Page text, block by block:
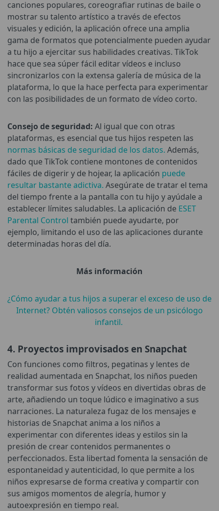
canciones populares, coreografiar rutinas de baile o
mostrar su talento artístico a través de efectos
visuales y edición, la aplicación ofrece una amplia
gama de formatos que potencialmente pueden ayudar
a tu hijo a ejercitar sus habilidades creativas. TikTok
hace que sea súper fácil editar vídeos e incluso
sincronizarlos con la extensa galería de música de la
plataforma, lo que la hace perfecta para experimentar
con las posibilidades de un formato de vídeo corto.
Consejo de seguridad: Al igual que con otras
plataformas, es esencial que tus hijos respeten las
normas básicas de seguridad de los datos. Además,
dado que TikTok contiene montones de contenidos
fáciles de digerir y de hojear, la aplicación puede
resultar bastante adictiva. Asegúrate de tratar el tema
del tiempo frente a la pantalla con tu hijo y ayúdale a
establecer límites saludables. La aplicación de ESET
Parental Control también puede ayudarte, por
ejemplo, limitando el uso de las aplicaciones durante
determinadas horas del día.
Más información
¿Cómo ayudar a tus hijos a superar el exceso de uso de
Internet? Obtén valiosos consejos de un psicólogo
infantil.
4. Proyectos improvisados en Snapchat
Con funciones como filtros, pegatinas y lentes de
realidad aumentada en Snapchat, los niños pueden
transformar sus fotos y vídeos en divertidas obras de
arte, añadiendo un toque lúdico e imaginativo a sus
narraciones. La naturaleza fugaz de los mensajes e
historias de Snapchat anima a los niños a
experimentar con diferentes ideas y estilos sin la
presión de crear contenidos permanentes o
perfeccionados. Esta libertad fomenta la sensación de
espontaneidad y autenticidad, lo que permite a los
niños expresarse de forma creativa y compartir con
sus amigos momentos de alegría, humor y
autoexpresión en tiempo real.